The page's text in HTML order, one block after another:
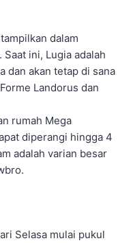
dalam
ini, Lugia adalah
dan akan tetap di sana
Landorus dan
rumah Mega
diperangi hingga 4
adalah varian besar
Selasa mulai pukul